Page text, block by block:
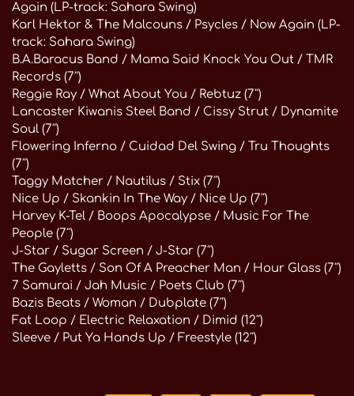
Again (LP-track: Sahara Swing)
Karl Hektor & The Malcouns / Psycles / Now Again (LP-
track: Sahara Swing)
B.A.Baracus Band / Mama Said Knock You Out / TMR
Records (7″)
Reggie Ray / What About You / Rebtuz (7″)
Lancaster Kiwanis Steel Band / Cissy Strut / Dynamite
Soul (7″)
Flowering Inferno / Cuidad Del Swing / Tru Thoughts
(7″)
Taggy Matcher / Nautilus / Stix (7″)
Nice Up / Skankin In The Way / Nice Up (7″)
Harvey K-Tel / Boops Apocalypse / Music For The
People (7″)
J-Star / Sugar Screen / J-Star (7″)
The Gayletts / Son Of A Preacher Man / Hour Glass (7″)
7 Samurai / Jah Music / Poets Club (7″)
Bazis Beats / Woman / Dubplate (7″)
Fat Loop / Electric Relaxation / Dimid (12″)
Sleeve / Put Ya Hands Up / Freestyle (12″)